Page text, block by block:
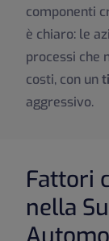
componenti
è chiaro: le
processi che
costi, con un
aggressivo.
Fattori
nella